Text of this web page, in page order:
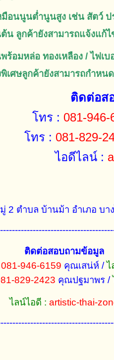
นนูนต่ำนูนสูง เช่น สัตว์ ป
น ลูกค้ายังสามารถแจ้งแก้
ร้อมหล่อ ทองเหลือง / ไฟ
เศษลูกค้ายังสามารถกำหน
ติดต่อส
โทร : 081-946-
โทร : 081-829-
ไอดีไลน์ :
2 ตำบล บ้านม้า อำเภอ บา
ติดต่อสอบถามข้อมูล
081-946-6159 คุณเสน่ห์ /ไ
829-2423 คุณปฐมาพร /
ไลน์ไอดี : artistic-thai-